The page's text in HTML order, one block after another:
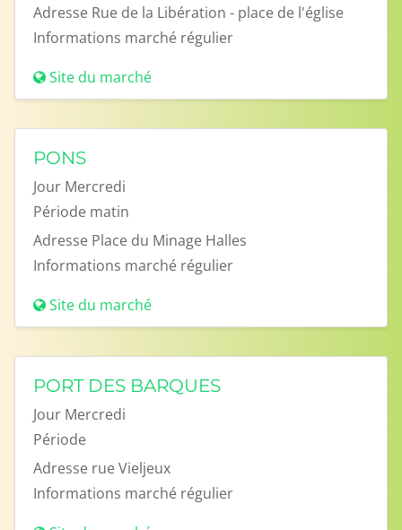
Adresse Rue de la Libération - place de l'église
Informations marché régulier
Site du marché
PONS
Jour Mercredi
Période matin
Adresse Place du Minage Halles
Informations marché régulier
Site du marché
PORT DES BARQUES
Jour Mercredi
Période
Adresse rue Vieljeux
Informations marché régulier